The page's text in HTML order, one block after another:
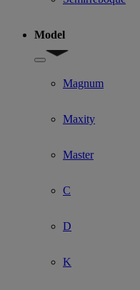
Model
Show submenu for Model
Magnum
Maxity
Master
C
D
K